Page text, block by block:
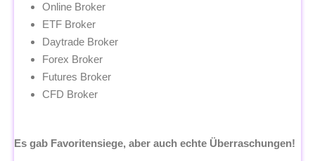
Online Broker
ETF Broker
Daytrade Broker
Forex Broker
Futures Broker
CFD Broker
Es gab Favoritensiege, aber auch echte Überraschungen!